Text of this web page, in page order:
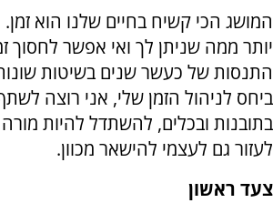
המושג הכי קשיח בחיים שלנו הוא
יותר ממה שניתן לך ואי אפשר לחסוך
התנסות של כעשר שנים בשיטות
ביחס לניהול הזמן שלי, אני רוצה
בתובנות ובכלים, להשתדל להיות מורה
לעזור גם לעצמי להישאר מכוון.
צעד ראשון